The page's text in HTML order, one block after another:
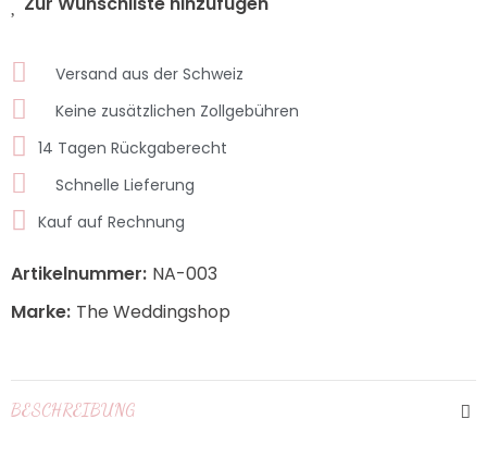
Versand aus der Schweiz
Keine zusätzlichen Zollgebühren
14 Tagen Rückgaberecht
Schnelle Lieferung
Kauf auf Rechnung
Artikelnummer: NA-003
Marke: The Weddingshop
BESCHREIBUNG